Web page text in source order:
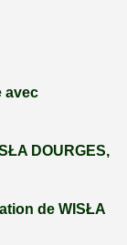
avec
DOURGES,
de WISŁA